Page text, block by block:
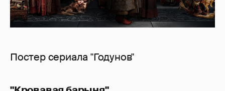
Постер сериала "Годунов"